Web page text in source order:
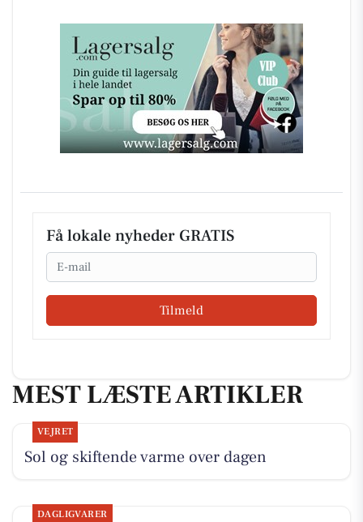
Få lokale nyheder GRATIS
Email
Tilmeld
MEST LÆSTE ARTIKLER
VEJRET
Sol og skiftende varme over dagen
DAGLIGVARER